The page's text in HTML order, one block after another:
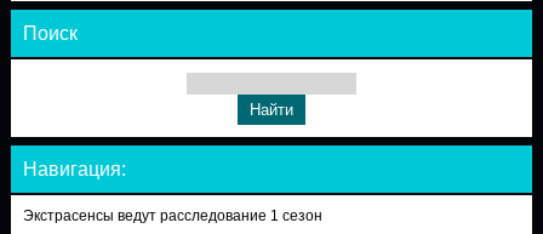
Поиск
Навигация:
Экстрасенсы ведут расследование 1 сезон